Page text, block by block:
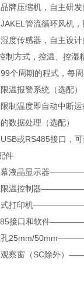
压缩机，自主研发
管流循环风机，
传感器，自主设计
方式，控温、控湿精
周期的程式，每周
报警系统（选配）
温度即自动中断运
据处理（选配）
或RS485接口，可
件
液晶显示器
温控制器
打印机
接口和软件
25mm/
察窗（SC除